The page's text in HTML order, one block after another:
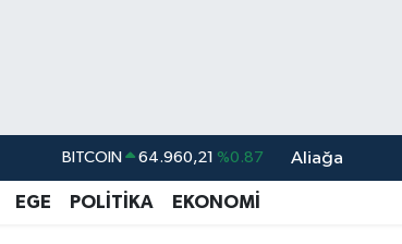
BITCOIN 64.960,21 %0.87
Aliağa
EGE POLİTİKA EKONOMİ